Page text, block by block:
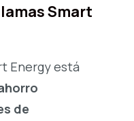
Smart
Energy está
de